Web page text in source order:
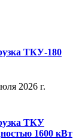
ТКУ-180
2026 г.
ТКУ
1600 кВт